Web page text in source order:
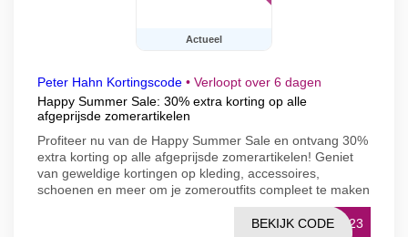
Actueel
Peter Hahn Kortingscode • Verloopt over 6 dagen
Happy Summer Sale: 30% extra korting op alle
afgeprijsde zomerartikelen
Profiteer nu van de Happy Summer Sale en ontvang 30%
extra korting op alle afgeprijsde zomerartikelen! Geniet
van geweldige kortingen op kleding, accessoires,
schoenen en meer om je zomeroutfits compleet te maken
F123
BEKIJK CODE